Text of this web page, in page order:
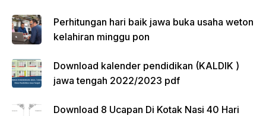
Perhitungan hari baik jawa buka usaha weton
kelahiran minggu pon
Download kalender pendidikan (KALDIK )
jawa tengah 2022/2023 pdf
Download 8 Ucapan Di Kotak Nasi 40 Hari